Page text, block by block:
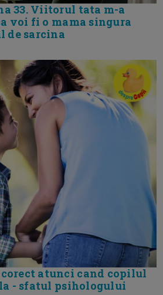
33. Viitorul tata m-a
voi fi o mama singura
de sarcina
corect atunci cand copilul
- sfatul psihologului